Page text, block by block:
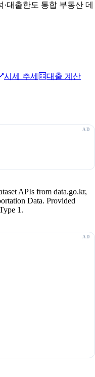
대출한도 통합 부동산 데
시세 추세
대출 계산
APIs from data.go.kr,
Data. Provided
1.